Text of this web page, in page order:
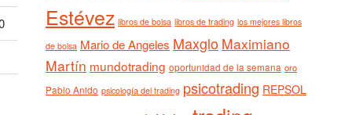
Estévez libros de bolsa libros de trading los mejores libros
de bolsa Mario de Angeles Maxglo Maximiano
Martín mundotrading oportunidad de la semana oro
Pablo Anido psicología del trading psicotrading REPSOL